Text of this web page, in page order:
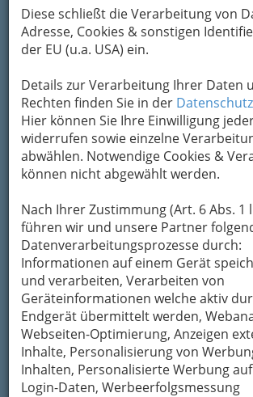
Diese schließt die Verarbeitung von
Adresse, Cookies & sonstigen
der EU (u.a. USA) ein.
Details zur Verarbeitung Ihrer Daten
Rechten finden Sie in der
Hier können Sie Ihre Einwilligung
widerrufen sowie einzelne
abwählen. Notwendige Cookies &
können nicht abgewählt werden.
Nach Ihrer Zustimmung (Art. 6 Abs. 1
führen wir und unsere Partner
Datenverarbeitungsprozesse durch:
Informationen auf einem Gerät
und verarbeiten, Verarbeiten von
Geräteinformationen welche aktiv
Endgerät übermittelt werden,
Webseiten-Optimierung, Anzeigen
Inhalte, Personalisierung von
Inhalten, Personalisierte Werbung
Login-Daten, Werbeerfolgsmessung
Navigation